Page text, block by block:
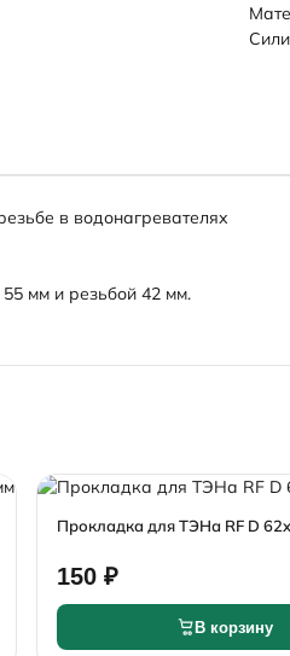
в водонагревателях
мм и резьбой 42 мм.
Прокладка для ТЭНа RF D
150 ₽
В корзину